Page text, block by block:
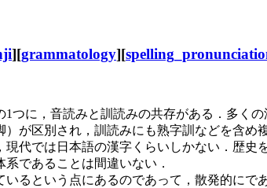
][grammatology][
に，音読みと訓読みの共存がある．多く
が区別され，訓読みにも熟字訓などを含
代では日本語の漢字くらいしかない．歴史
であることは間違いない．
るという点にあるのであって，散発的に